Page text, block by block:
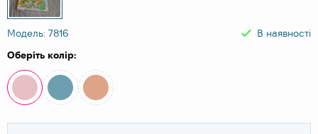
Модель: 7816
В наявності
Оберіть колір: